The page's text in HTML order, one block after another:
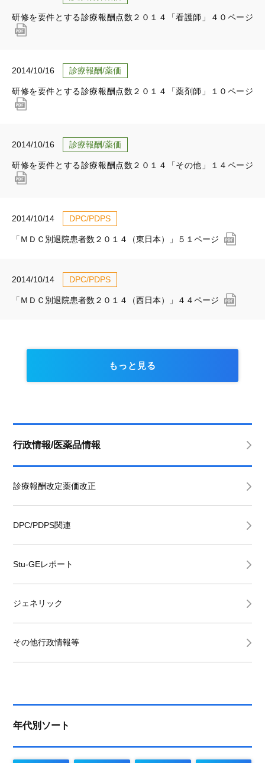
研修を要件とする診療報酬点数２０１４「看護師」４０ページ
2014/10/16 診療報酬/薬価
研修を要件とする診療報酬点数２０１４「薬剤師」１０ページ
2014/10/16 診療報酬/薬価
研修を要件とする診療報酬点数２０１４「その他」１４ページ
2014/10/14 DPC/PDPS
「ＭＤＣ別退院患者数２０１４（東日本）」５１ページ
2014/10/14 DPC/PDPS
「ＭＤＣ別退院患者数２０１４（西日本）」４４ページ
もっと見る
行政情報/医薬品情報
診療報酬改定薬価改正
DPC/PDPS関連
Stu-GEレポート
ジェネリック
その他行政情報等
年代別ソート